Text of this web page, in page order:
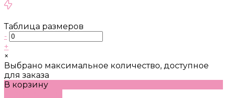
Таблица размеров
-
+
×
Выбрано максимальное количество, доступное
для заказа
В корзину